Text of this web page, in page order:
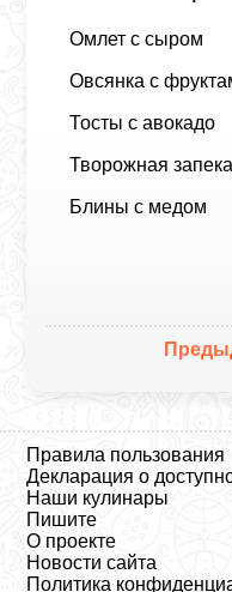
Омлет с сыром
Овсянка с
Тосты с авокадо
Творожная
Блины с медом
Правила пользования
Декларация о
Наши кулинары
Пишите
О проекте
Новости сайта
Политика